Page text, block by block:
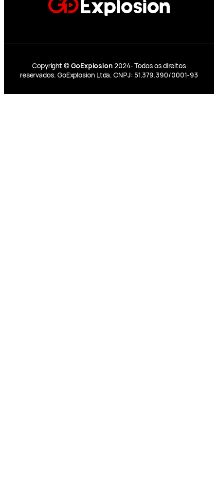
Copyright © GoExplosion 2024- Todos os direitos
reservados. GoExplosion Ltda. CNPJ: 51.379.390/0001-93